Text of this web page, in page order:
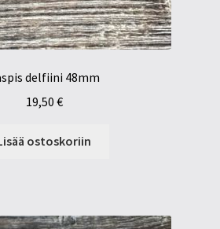
delfiini 48mm
19,50 €
ostoskoriin